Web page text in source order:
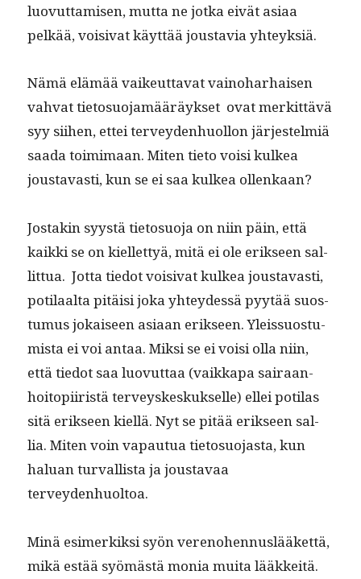
luovut­tamisen, mut­ta ne jot­ka eivät asi­aa
pelkää, voisi­vat käyt­tää jous­tavia yhteyksiä.
Nämä elämää vaikeut­ta­vat vain­o­harhaisen
vah­vat tieto­suo­jamääräyk­set ovat merkit­tävä
syy siihen, ettei ter­vey­den­huol­lon jär­jestelmiä
saa­da toim­i­maan. Miten tieto voisi kulkea
jous­tavasti, kun se ei saa kulkea ollenkaan?
Jostakin syys­tä tieto­suo­ja on niin päin, että
kaik­ki se on kiel­let­tyä, mitä ei ole erik­seen sal­
lit­tua. Jot­ta tiedot voisi­vat kulkea jous­tavasti,
poti­laal­ta pitäisi joka yhtey­dessä pyytää suos­
tu­mus jokaiseen asi­aan erik­seen. Yleis­su­os­tu­
mista ei voi antaa. Mik­si se ei voisi olla niin,
että tiedot saa luovut­taa (vaikka­pa sairaan­
hoitopi­iristä ter­veyskeskuk­selle) ellei poti­las
sitä erik­seen kiel­lä. Nyt se pitää erik­seen sal­
lia. Miten voin vapau­tua tieto­suo­jas­ta, kun
halu­an tur­val­lista ja jous­tavaa
terveydenhuoltoa.
Minä esimerkik­si syön vereno­hen­nus­lääket­tä,
mikä estää syömästä monia mui­ta lääkkeitä.